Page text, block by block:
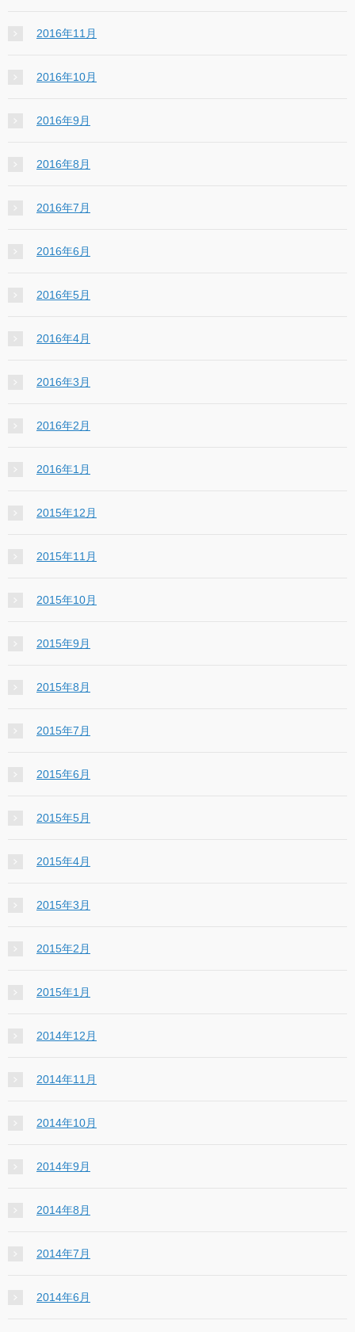
2016年11月
2016年10月
2016年9月
2016年8月
2016年7月
2016年6月
2016年5月
2016年4月
2016年3月
2016年2月
2016年1月
2015年12月
2015年11月
2015年10月
2015年9月
2015年8月
2015年7月
2015年6月
2015年5月
2015年4月
2015年3月
2015年2月
2015年1月
2014年12月
2014年11月
2014年10月
2014年9月
2014年8月
2014年7月
2014年6月